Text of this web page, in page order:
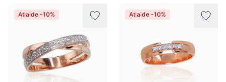
Atlaide -10% Atlaide -10%